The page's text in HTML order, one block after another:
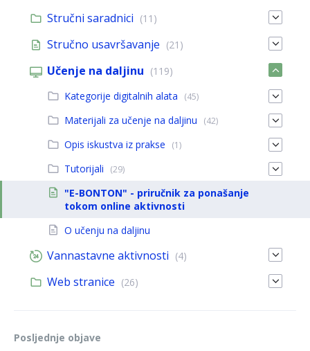
Stručni saradnici (11)
Stručno usavršavanje (21)
Učenje na daljinu (119)
Kategorije digitalnih alata
(45)
Materijali za učenje na daljinu (42)
Opis iskustva iz prakse (1)
Tutorijali (29)
"E-BONTON" - priručnik za ponašanje
tokom online aktivnosti
O učenju na daljinu
Vannastavne aktivnosti (4)
Web stranice (26)
Posljednje objave